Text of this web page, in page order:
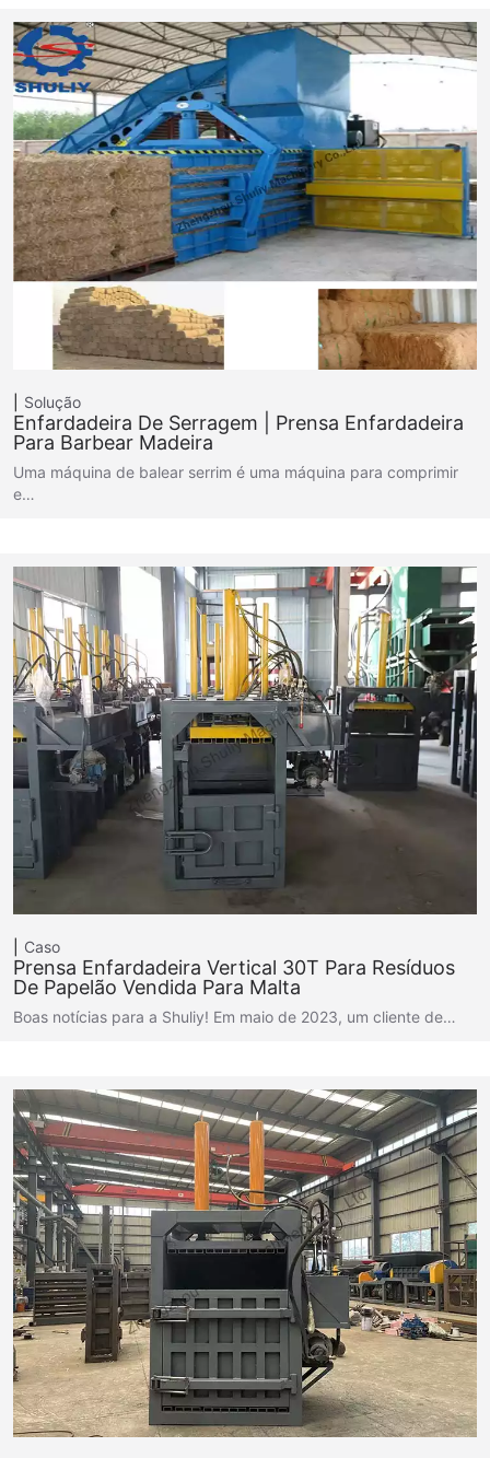
Solução
Enfardadeira De Serragem | Prensa Enfardadeira
Para Barbear Madeira
Uma máquina de balear serrim é uma máquina para comprimir
e…
Caso
Prensa Enfardadeira Vertical 30T Para Resíduos
De Papelão Vendida Para Malta
Boas notícias para a Shuliy! Em maio de 2023, um cliente de…